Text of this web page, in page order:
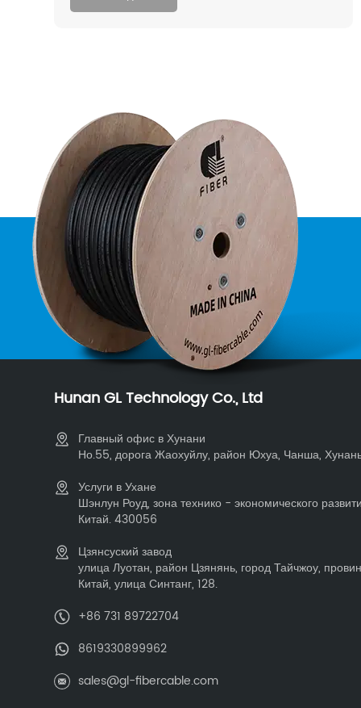
Hunan GL Technology Co., Ltd
Главный офис в Хунани
Но.55, дорога Жаохуйлу, район Юхуа, Чанша,
Услуги в Ухане
Шэнлун Роуд, зона технико - экономического
Китай. 430056
Цзянсуский завод
улица Луотан, район Цзянянь, город Тайчжоу,
Китай, улица Синтанг, 128.
+86 731 89722704
8619330899962
sales@gl-fibercable.com